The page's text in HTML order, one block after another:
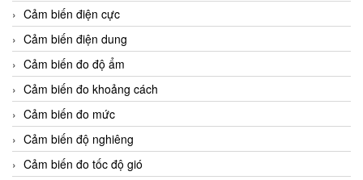
Cảm biến điện cực
Cảm biến điện dung
Cảm biến đo độ ẩm
Cảm biến đo khoảng cách
Cảm biến đo mức
Cảm biến độ nghiêng
Cảm biến đo tốc độ gió